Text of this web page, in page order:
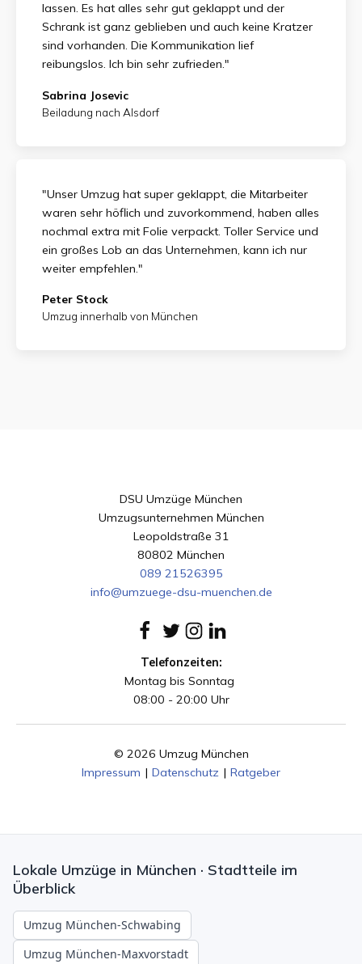
lassen. Es hat alles sehr gut geklappt und der
Schrank ist ganz geblieben und auch keine Kratzer
sind vorhanden. Die Kommunikation lief
reibungslos. Ich bin sehr zufrieden."
Sabrina Josevic
Beiladung nach Alsdorf
"Unser Umzug hat super geklappt, die Mitarbeiter
waren sehr höflich und zuvorkommend, haben alles
nochmal extra mit Folie verpackt. Toller Service und
ein großes Lob an das Unternehmen, kann ich nur
weiter empfehlen."
Peter Stock
Umzug innerhalb von München
DSU Umzüge München
Umzugsunternehmen München
Leopoldstraße 31
80802 München
089 21526395
info@umzuege-dsu-muenchen.de
Telefonzeiten:
Montag bis Sonntag
08:00 - 20:00 Uhr
© 2026 Umzug München
Impressum | Datenschutz | Ratgeber
Lokale Umzüge in München · Stadtteile im
Überblick
Umzug München-Schwabing
Umzug München-Maxvorstadt